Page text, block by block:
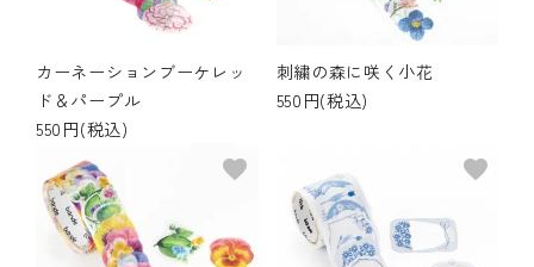
カーネーションブーケレッ
ド＆パープル
550円(税込)
刺繍の森に咲く小花
550円(税込)
favorite favorite